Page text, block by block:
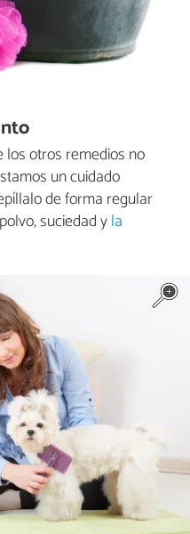
los otros remedios no
un cuidado
de forma regular
suciedad yla